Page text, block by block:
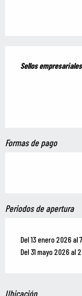
Sellos empresariales
Sellos empresariales
Formas de pago
Periodos de apertura
Del 13 enero 2026
Del 31 mayo 2026
Ubicación